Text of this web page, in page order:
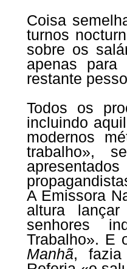
Coisa
turnos
sobre os
apenas
restante
Todos os
incluindo
modernos
trabalho»,
A Emissora
altura
senhores
Trabalho». E
Manhã, fazia